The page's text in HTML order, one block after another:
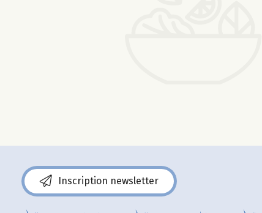
Inscription newsletter